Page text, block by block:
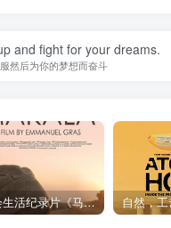
and fight for your dreams.
然后为你的梦想而奋斗
社会生活纪录片《马加拉 Makala》下载